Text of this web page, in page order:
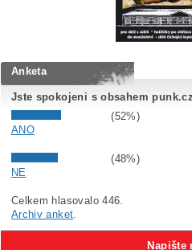
Anketa
Jste spokojeni s obsahem
(52%)
ANO
(48%)
NE
Celkem hlasovalo 446.
Archiv anket
Napište